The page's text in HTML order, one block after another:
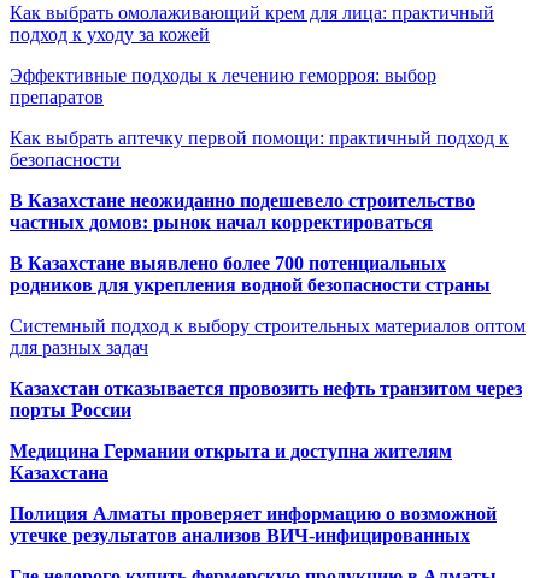
Как выбрать омолаживающий крем для лица: практичный
подход к уходу за кожей
Эффективные подходы к лечению геморроя: выбор
препаратов
Как выбрать аптечку первой помощи: практичный подход к
безопасности
В Казахстане неожиданно подешевело строительство
частных домов: рынок начал корректироваться
В Казахстане выявлено более 700 потенциальных
родников для укрепления водной безопасности страны
Системный подход к выбору строительных материалов оптом
для разных задач
Казахстан отказывается провозить нефть транзитом через
порты России
Медицина Германии открыта и доступна жителям
Казахстана
Полиция Алматы проверяет информацию о возможной
утечке результатов анализов ВИЧ-инфицированных